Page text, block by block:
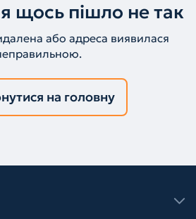
щось пішло не так
або адреса виявилася
на головну